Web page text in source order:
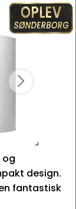
og
design.
fantastisk